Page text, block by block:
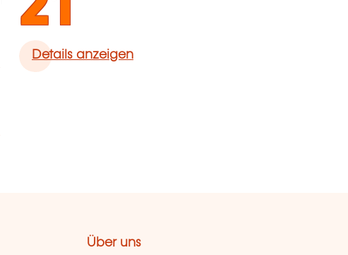
Details anzeigen
Über uns